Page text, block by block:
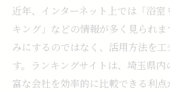
近年、インターネット上では「浴室
キング」などの情報が多く見られ
みにするのではなく、活用方法を
す。ランキングサイトは、埼玉県
富な会社を効率的に比較できる利点